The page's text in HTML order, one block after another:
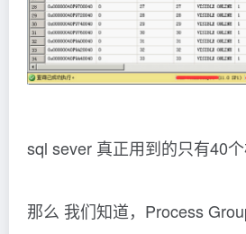
sql sever 真正用到的只有40个
那么 我们知道，Process